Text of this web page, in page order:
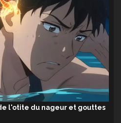
l'otite du nageur et gouttes